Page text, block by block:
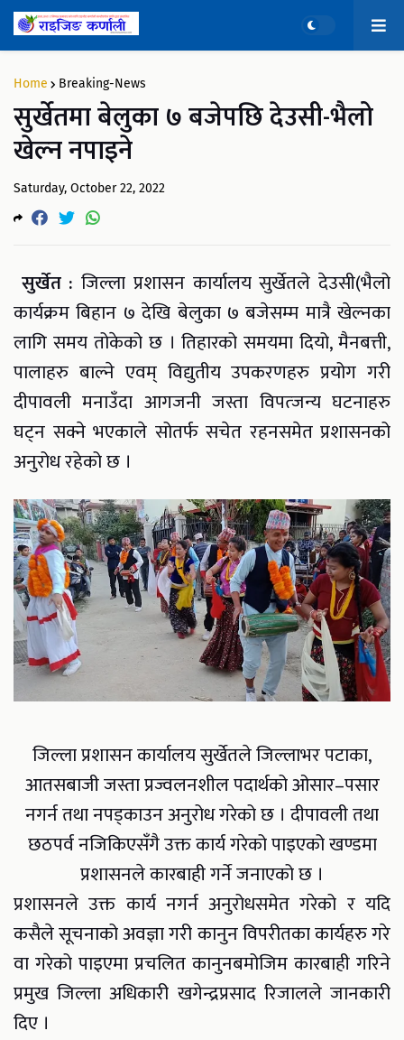
Home Breaking-News
सुर्खेतमा बेलुका ७ बजेपछि देउसी-भैलो
खेल्न नपाइने
Saturday, October 22, 2022
सुर्खेत :जिल्ला प्रशासन कार्यालय सुर्खेतले देउसी(भैलो
कार्यक्रम बिहान ७ देखि बेलुका ७ बजेसम्म मात्रै खेल्नका
लागि समय तोकेको छ । तिहारको समयमा दियो, मैनबत्ती,
पालाहरु बाल्ने एवम् विद्युतीय उपकरणहरु प्रयोग गरी
दीपावली मनाउँदा आगजनी जस्ता विपत्जन्य घटनाहरु
घट्न सक्ने भएकाले सोतर्फ सचेत रहनसमेत प्रशासनको
अनुरोध रहेको छ ।
जिल्ला प्रशासन कार्यालय सुर्खेतले जिल्लाभर पटाका,
आतसबाजी जस्ता प्रज्वलनशील पदार्थको ओसार–पसार
नगर्न तथा नपड्काउन अनुरोध गरेको छ । दीपावली तथा
छठपर्व नजिकिएसँगै उक्त कार्य गरेको पाइएको खण्डमा
प्रशासनले कारबाही गर्ने जनाएको छ ।
प्रशासनले उक्त कार्य नगर्न अनुरोधसमेत गरेको र यदि
कसैले सूचनाको अवज्ञा गरी कानुन विपरीतका कार्यहरु गरे
वा गरेको पाइएमा प्रचलित कानुनबमोजिम कारबाही गरिने
प्रमुख जिल्ला अधिकारी खगेन्द्रप्रसाद रिजालले जानकारी
दिए ।